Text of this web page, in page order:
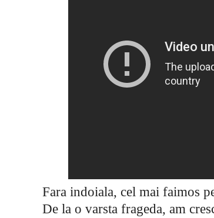
Fara indoiala, cel mai faimos
De la o varsta frageda, am